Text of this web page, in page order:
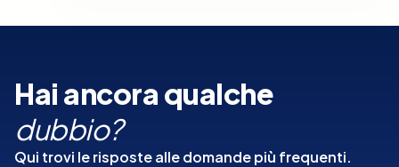
Hai ancora qualche
dubbio?
Qui trovi le risposte alle domande più frequenti.